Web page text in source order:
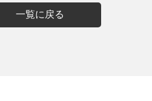
一覧に戻る